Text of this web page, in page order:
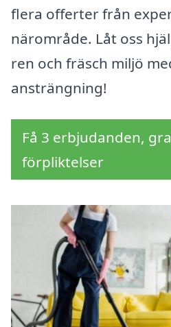
flera offerter från
närområde. Låt oss
ren och fräsch miljö
ansträngning!
Få 3 erbjudanden,
förpliktelser